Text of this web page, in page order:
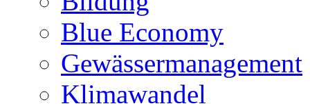
Blue Economy
Gewässermanagement
Klimawandel